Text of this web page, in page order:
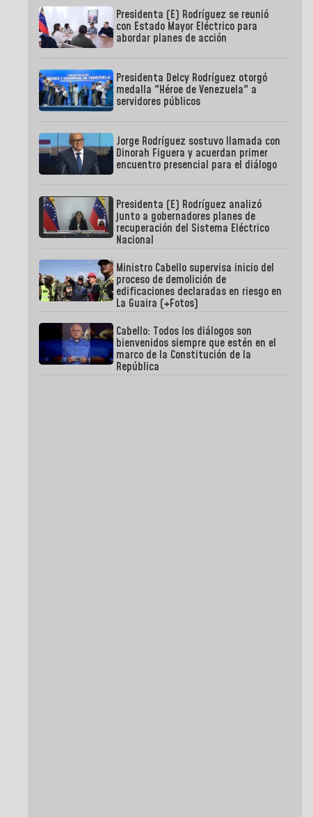
Presidenta (E) Rodríguez se reunió
con Estado Mayor Eléctrico para
abordar planes de acción
Presidenta Delcy Rodríguez otorgó
medalla "Héroe de Venezuela" a
servidores públicos
Jorge Rodríguez sostuvo llamada con
Dinorah Figuera y acuerdan primer
encuentro presencial para el diálogo
Presidenta (E) Rodríguez analizó
junto a gobernadores planes de
recuperación del Sistema Eléctrico
Nacional
Ministro Cabello supervisa inicio del
proceso de demolición de
edificaciones declaradas en riesgo en
La Guaira (+Fotos)
Cabello: Todos los diálogos son
bienvenidos siempre que estén en el
marco de la Constitución de la
República